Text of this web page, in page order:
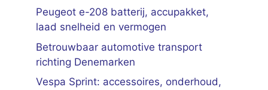
Peugeot e-208 batterij, accupakket,
laad snelheid en vermogen
Betrouwbaar automotive transport
richting Denemarken
Vespa Sprint: accessoires, onderhoud,